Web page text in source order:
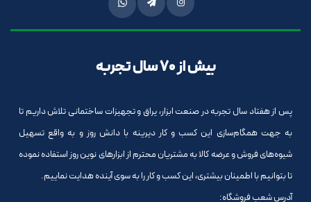
بیش از 70 سال تجربه
پس از هفتاد سال تجربه در صنعت ابزار، یراق و تجهیزات ساختمانی تلاش داریم تا
به جهت همگام‌سازی این کسب و کار دیرینه با دانش روز و به واقع تسهیل
شیوه‌های فروش و عرضه کالا به مشتریان محترم از ابزارهای نوین روز استفاده نموده
تا بتوانیم با اطمینان بیشتری، این کسب و کار را به سوی آینده هدایت نماییم.
آدرس شعب فروشگاه: